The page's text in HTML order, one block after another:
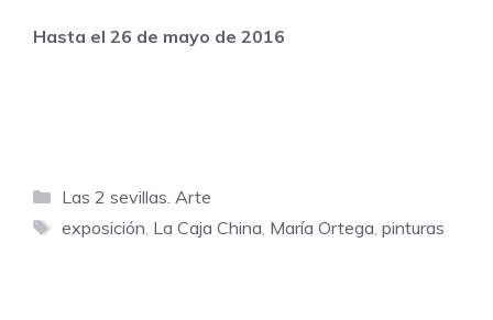
Hasta el 26 de mayo de 2016
Categorías
Las 2 sevillas. Arte
Etiquetas
exposición, La Caja China, María Ortega, pinturas